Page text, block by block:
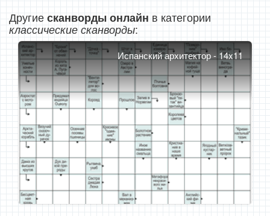
Другиесканворды онлайн в категории
классические сканворды:
Испанский архитектор - 14x11